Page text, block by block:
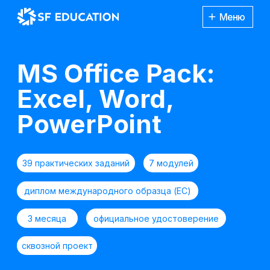
курсов
Excel, Word,
PowerPoint
Попробовать 48 часов бесплатно
7 модулей
3 месяца
39 практических заданий
официальное удостоверение
Получить консультацию